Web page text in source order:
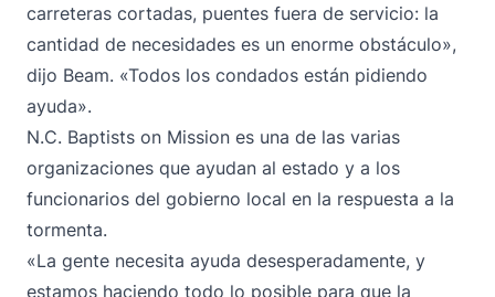
carreteras cortadas, puentes fuera de servicio: la
cantidad de necesidades es un enorme obstáculo»,
dijo Beam. «Todos los condados están pidiendo
ayuda».
N.C. Baptists on Mission es una de las varias
organizaciones que ayudan al estado y a los
funcionarios del gobierno local en la respuesta a la
tormenta.
«La gente necesita ayuda desesperadamente, y
estamos haciendo todo lo posible para que la